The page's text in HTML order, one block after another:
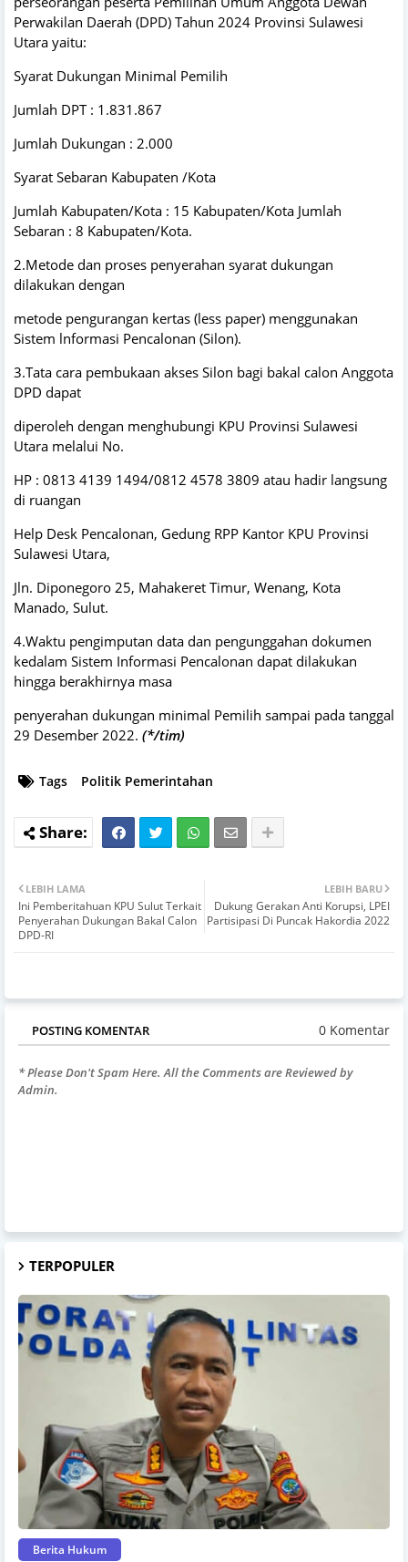
Perwakilan Daerah (DPD) Tahun 2024 Provinsi Sulawesi
Utara yaitu:
Syarat Dukungan Minimal Pemilih
Jumlah DPT : 1.831.867
Jumlah Dukungan : 2.000
Syarat Sebaran Kabupaten /Kota
Jumlah Kabupaten/Kota : 15 Kabupaten/Kota Jumlah
Sebaran : 8 Kabupaten/Kota.
2.Metode dan proses penyerahan syarat dukungan
dilakukan dengan
metode pengurangan kertas (less paper) menggunakan
Sistem lnformasi Pencalonan (Silon).
3.Tata cara pembukaan akses Silon bagi bakal calon Anggota
DPD dapat
diperoleh dengan menghubungi KPU Provinsi Sulawesi
Utara melalui No.
HP : 0813 4139 1494/0812 4578 3809 atau hadir langsung
di ruangan
Help Desk Pencalonan, Gedung RPP Kantor KPU Provinsi
Sulawesi Utara,
Jln. Diponegoro 25, Mahakeret Timur, Wenang, Kota
Manado, Sulut.
4.Waktu pengimputan data dan pengunggahan dokumen
kedalam Sistem Informasi Pencalonan dapat dilakukan
hingga berakhirnya masa
penyerahan dukungan minimal Pemilih sampai pada tanggal
29 Desember 2022. (*/tim)
Tags Politik Pemerintahan
LEBIH BARU
Dukung Gerakan Anti Korupsi, LPEI
Partisipasi Di Puncak Hakordia 2022
LEBIH LAMA
Ini Pemberitahuan KPU Sulut Terkait
Penyerahan Dukungan Bakal Calon
DPD-RI
POSTING KOMENTAR 0 Komentar
* Please Don't Spam Here. All the Comments are Reviewed by
Admin.
TERPOPULER
Berita Hukum